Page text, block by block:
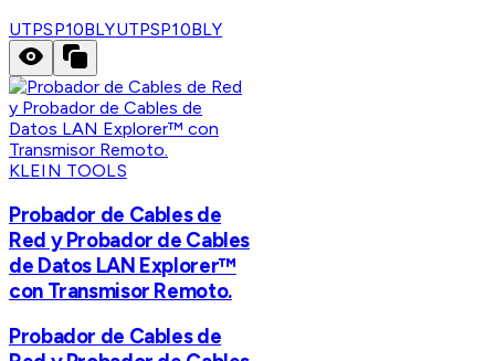
UTPSP10BLYUTPSP10BLY
KLEIN TOOLS
Probador de Cables de
Red y Probador de Cables
de Datos LAN Explorer™
con Transmisor Remoto.
Probador de Cables de